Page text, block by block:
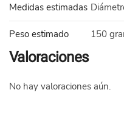
Medidas estimadas
Peso estimado 150
Valoraciones
No hay valoraciones aún.